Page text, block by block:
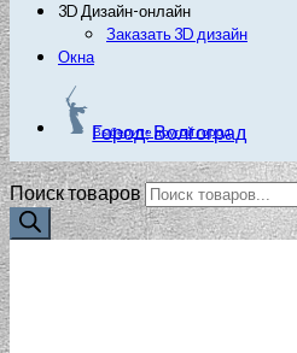
3D Дизайн-онлайн
Заказать 3D дизайн
Окна
Город: Волгоград
Выберите другой город
Поиск товаров